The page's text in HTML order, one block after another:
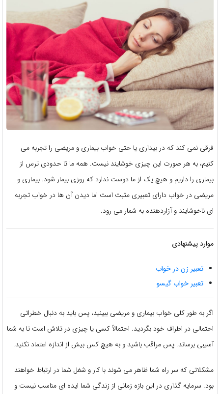
فرقی نمی کند که در بیداری یا حتی خواب بیماری و مریضی را تجربه می
کنیم، به هر صورت این چیزی خوشایند نیست. همه ما تا حدودی ترس از
بیماری را داریم و هیچ یک از ما دوست ندارد که روزی بیمار شود. بیماری و
مریضی در خواب دارای تعبیری مثبت است اما دیدن آن ها در خواب تجربه
ای ناخوشایند و آزاردهنده به شمار می رود.
موارد پیشنهادی
تعبیر زن در خواب
تعبیر خواب گیسو
اگر به طور کلی خواب بیماری و مریضی ببینید، پس باید به دنبال خطراتی
احتمالی در اطراف خود بگردید. احتمالاً کسی یا چیزی در تلاش است تا به شما
آسیبی برساند. پس مراقب باشید و به هیچ کس بیش از اندازه اعتماد نکنید.
مشکلاتی که سر راه شما ظاهر می شوند با کار و شغل شما در ارتباط خواهند
بود. سرمایه گذاری در این بازه زمانی از زندگی شما ایده ای مناسب نیست و